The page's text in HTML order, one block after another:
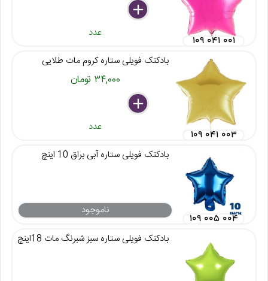
delete
remove
add
عدد
۱۰۹ ۰۴۱ ۰۰۱
بادکنک فویلی ستاره کروم مات طلایی
۳۴,۰۰۰ تومان
delete
remove
add
عدد
۱۰۹ ۰۴۱ ۰۰۳
بادکنک فویلی ستاره آبی براق 10 اینچ
ناموجود
۱۰۹ ۰۰۵ ۰۰۴
بادکنک فویلی ستاره سبز شبرنگ مات 18اینچ